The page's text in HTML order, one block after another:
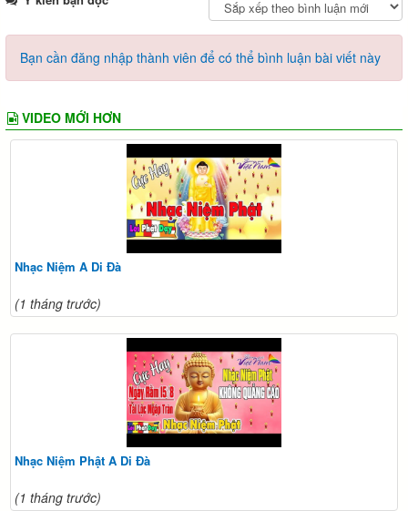
Bạn cần đăng nhập thành viên để có thể bình luận bài viết này
VIDEO MỚI HƠN
Nhạc Niệm A Di Đà
(1 tháng trước)
Nhạc Niệm Phật A Di Đà
(1 tháng trước)